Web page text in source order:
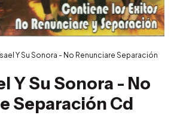
Y Su Sonora - No Renunciare Separación
Y Su Sonora - No
Separación Cd